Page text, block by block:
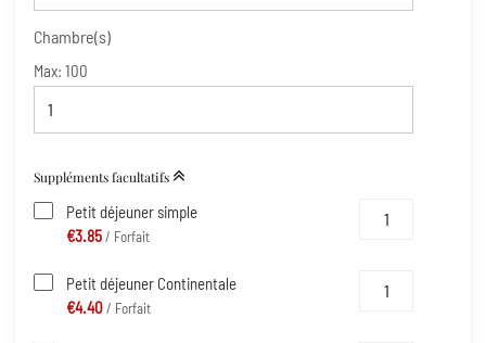
Chambre(s)
Max: 100
Suppléments facultatifs
Petit déjeuner simple
€3.85/ Forfait
Petit déjeuner Continentale
€4.40/ Forfait